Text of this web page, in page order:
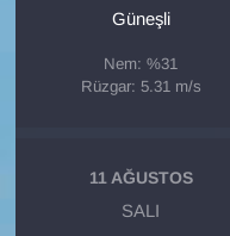
Güneşli
Nem: %31
Rüzgar: 5.31 m/s
11 AĞUSTOS
SALI
Seri İlan
Sinema - TV
SPOR